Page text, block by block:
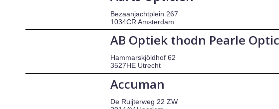
Bezaanjachtplein 267
1034CR Amsterdam
AB Optiek thodn Pearle
Hammarskjöldhof 62
3527HE Utrecht
Accuman
De Ruijterweg 22 ZW